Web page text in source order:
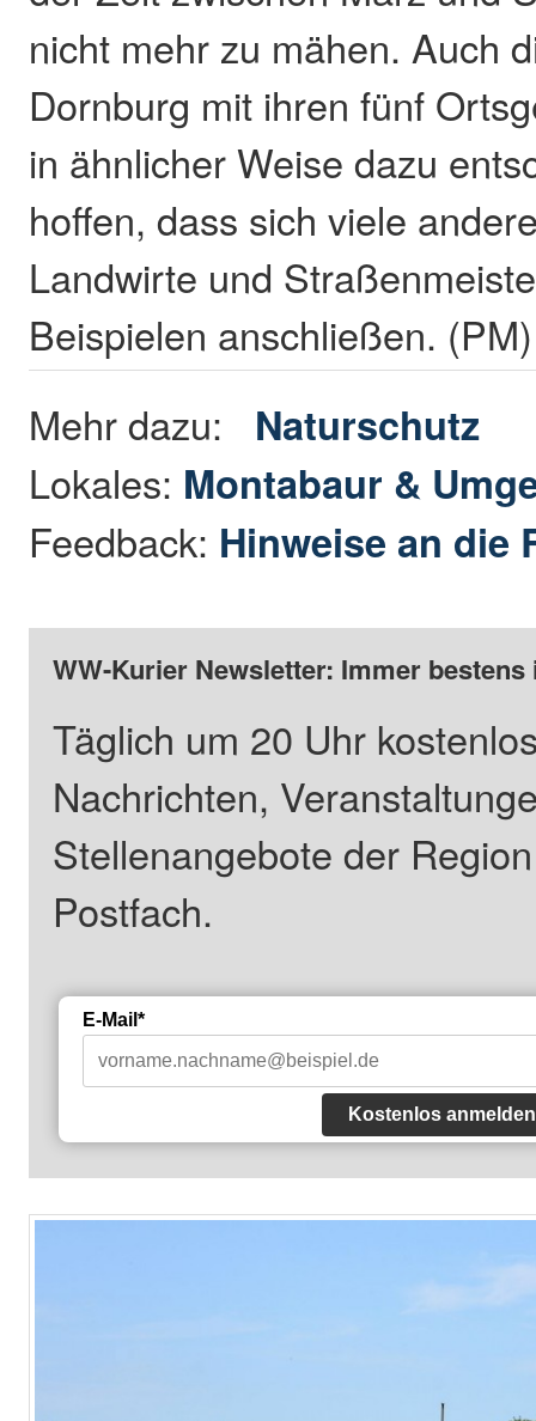
nicht mehr zu mähen. Auch
Dornburg mit ihren fünf
in ähnlicher Weise dazu
hoffen, dass sich viele
Landwirte und
Beispielen anschließen. (PM)
Mehr dazu: Naturschutz
Lokales: Montabaur &
Feedback: Hinweise an die
WW-Kurier Newsletter: Immer
Täglich um 20 Uhr
Nachrichten,
Stellenangebote der
Postfach.
E-Mail*
Kostenlos anmelden